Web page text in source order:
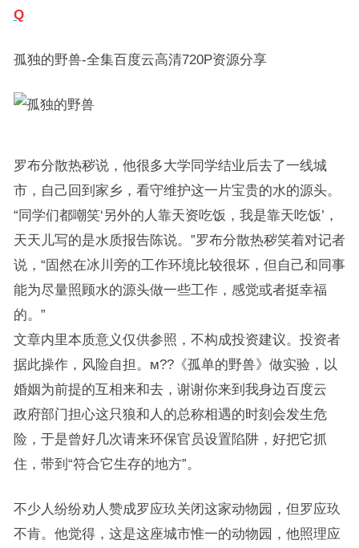
Q
孤独的野兽-全集百度云高清720P资源分享
罗布分散热秽说，他很多大学同学结业后去了一线城
市，自己回到家乡，看守维护这一片宝贵的水的源头。
“同学们都嘲笑‘另外的人靠天资吃饭，我是靠天吃饭’，
天天儿写的是水质报告陈说。”罗布分散热秽笑着对记者
说，“固然在冰川旁的工作环境比较很坏，但自己和同事
能为尽量照顾水的源头做一些工作，感觉或者挺幸福
的。”
文章内里本质意义仅供参照，不构成投资建议。投资者
据此操作，风险自担。м??《孤单的野兽》做实验，以
婚姻为前提的互相来和去，谢谢你来到我身边百度云
政府部门担心这只狼和人的总称相遇的时刻会发生危
险，于是曾好几次请来环保官员设置陷阱，好把它抓
住，带到“符合它生存的地方”。
不少人纷纷劝人赞成罗应玖关闭这家动物园，但罗应玖
不肯。他觉得，这是这座城市惟一的动物园，他照理应